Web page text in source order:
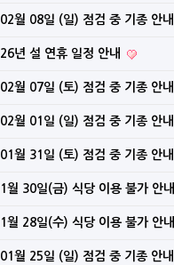
02월 08일 (일) 점검 중 기종 안내
26년 설 연휴 일정 안내
02월 07일 (토) 점검 중 기종 안내
02월 01일 (일) 점검 중 기종 안내
01월 31일 (토) 점검 중 기종 안내
1월 30일(금) 식당 이용 불가 안내
1월 28일(수) 식당 이용 불가 안내
01월 25일 (일) 점검 중 기종 안내